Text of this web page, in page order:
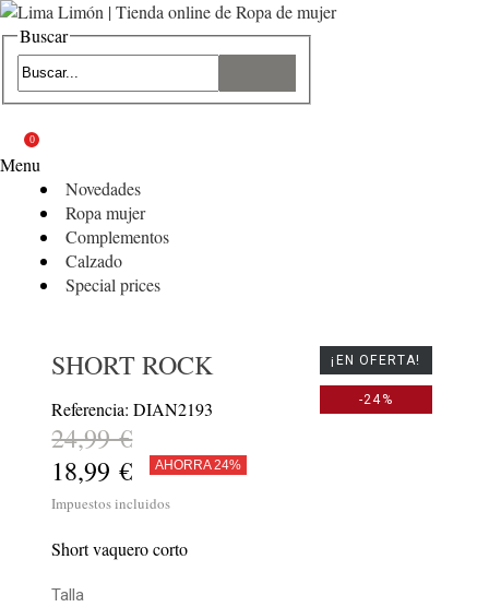
Buscar
0
Menu
Novedades
Ropa mujer
Complementos
Calzado
Special prices
¡EN OFERTA!
-24%
SHORT ROCK
Referencia: DIAN2193
24,99 €
18,99 €
AHORRA 24%
Impuestos incluidos
Short vaquero corto
Talla